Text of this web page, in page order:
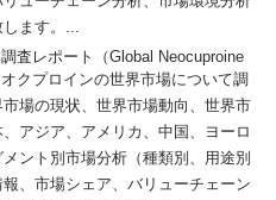
ます。...
査レポート（Global Neocuproine
クプロインの世界市場について調
場の現状、世界市場動向、世界市
アジア、アメリカ、中国、ヨーロ
ント別市場分析（種類別、用途別
、市場シェア、バリューチェーン